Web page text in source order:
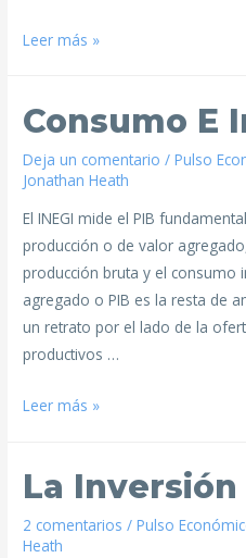
Leer más »
Consumo E
Deja un comentario /Pulso
Jonathan Heath
El INEGI mide el PIB
producción o de valor
producción bruta y el consumo
agregado o PIB es la resta de
un retrato por el lado de la
productivos …
Leer más »
La
2 comentarios /Pulso
Heath